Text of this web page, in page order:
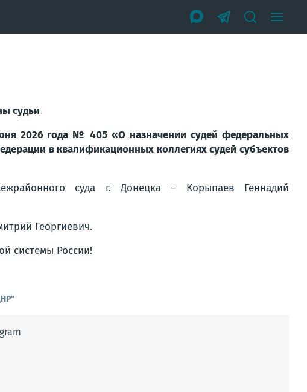
судьи
2026 года № 405 «О назначении судей федеральных
в квалификационных коллегиях судей субъектов
суда г. Донецка – Корыпаев Геннадий
Георгиевич.
системы России!